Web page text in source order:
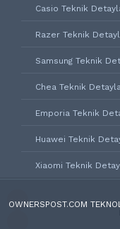
Casio Teknik
Razer Teknik
Samsung Teknik
Chea Teknik
Emporia Teknik
Huawei Teknik
Xiaomi Teknik
OWNERSPOST.COM